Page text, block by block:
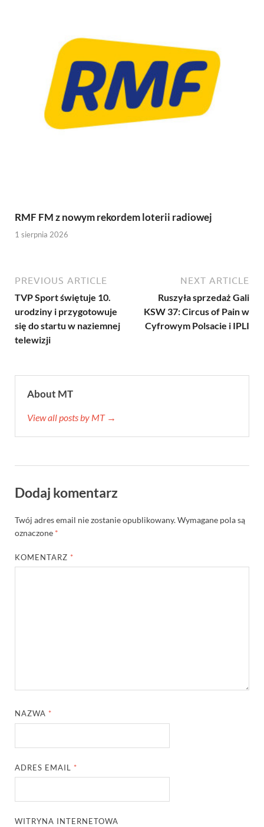
RMF FM z nowym rekordem loterii radiowej
1 sierpnia 2026
PREVIOUS ARTICLE
TVP Sport świętuje 10.
urodziny i przygotowuje
się do startu w naziemnej
telewizji
NEXT ARTICLE
Ruszyła sprzedaż Gali
KSW 37: Circus of Pain w
Cyfrowym Polsacie i IPLI
About MT
View all posts by MT →
Dodaj komentarz
Twój adres email nie zostanie opublikowany.Wymagane pola są
oznaczone *
KOMENTARZ *
NAZWA *
ADRES EMAIL *
WITRYNA INTERNETOWA